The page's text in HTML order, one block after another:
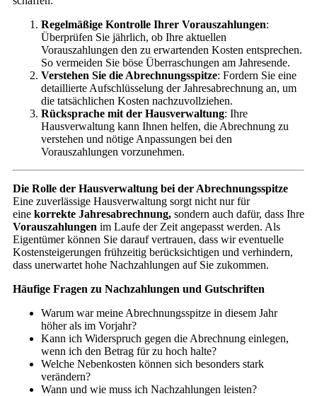
Regelmäßige Kontrolle Ihrer Vorauszahlungen:
Überprüfen Sie jährlich, ob Ihre aktuellen
Vorauszahlungen den zu erwartenden Kosten entsprechen.
So vermeiden Sie böse Überraschungen am Jahresende.
Verstehen Sie die Abrechnungsspitze: Fordern Sie eine
detaillierte Aufschlüsselung der Jahresabrechnung an, um
die tatsächlichen Kosten nachzuvollziehen.
Rücksprache mit der Hausverwaltung: Ihre
Hausverwaltung kann Ihnen helfen, die Abrechnung zu
verstehen und nötige Anpassungen bei den
Vorauszahlungen vorzunehmen.
Die Rolle der Hausverwaltung bei der Abrechnungsspitze
Eine zuverlässige Hausverwaltung sorgt nicht nur für
eine korrekte Jahresabrechnung, sondern auch dafür, dass Ihre
Vorauszahlungen im Laufe der Zeit angepasst werden. Als
Eigentümer können Sie darauf vertrauen, dass wir eventuelle
Kostensteigerungen frühzeitig berücksichtigen und verhindern,
dass unerwartet hohe Nachzahlungen auf Sie zukommen.
Häufige Fragen zu Nachzahlungen und Gutschriften
Warum war meine Abrechnungsspitze in diesem Jahr
höher als im Vorjahr?
Kann ich Widerspruch gegen die Abrechnung einlegen,
wenn ich den Betrag für zu hoch halte?
Welche Nebenkosten können sich besonders stark
verändern?
Wann und wie muss ich Nachzahlungen leisten?